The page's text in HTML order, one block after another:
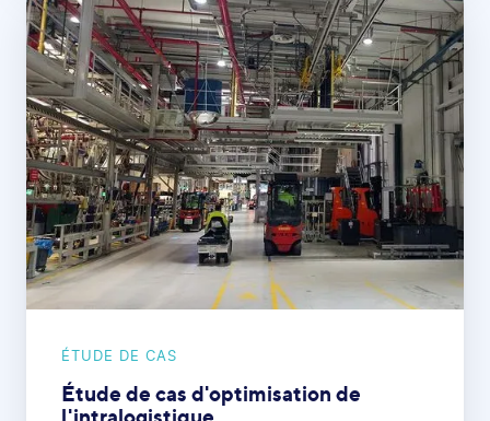
ÉTUDE DE CAS
Étude de cas d'optimisation de